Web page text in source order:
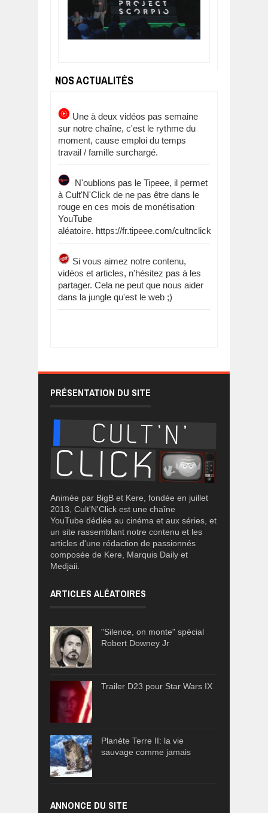
NOS ACTUALITÉS
Une à deux vidéos pas semaine
sur notre chaîne, c'est le rythme du
moment, cause emploi du temps
travail / famille surchargé.
N'oublions pas le Tipeee, il permet
à Cult'N'Click de ne pas être dans le
rouge en ces mois de monétisation
YouTube
aléatoire. https://fr.tipeee.com/cultnclick
Si vous aimez notre contenu,
vidéos et articles, n'hésitez pas à les
partager. Cela ne peut que nous aider
dans la jungle qu'est le web ;)
PRÉSENTATION DU SITE
Animée par BigB et Kere, fondée en juillet
2013, Cult'N'Click est une chaîne
YouTube dédiée au cinéma et aux séries, et
un site rassemblant notre contenu et les
articles d'une rédaction de passionnés
composée de Kere, Marquis Daily et
Medjaii.
ARTICLES ALÉATOIRES
"Silence, on monte" spécial
Robert Downey Jr
Trailer D23 pour Star Wars IX
Planète Terre II: la vie
sauvage comme jamais
ANNONCE DU SITE